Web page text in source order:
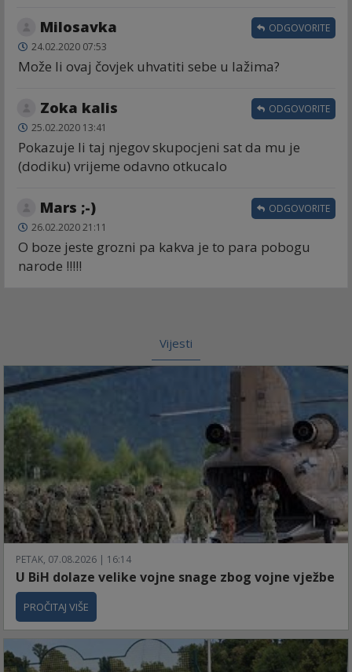
Milosavka
24.02.2020 07:53
Može li ovaj čovjek uhvatiti sebe u lažima?
ODGOVORITE
Zoka kalis
25.02.2020 13:41
Pokazuje li taj njegov skupocjeni sat da mu je
(dodiku) vrijeme odavno otkucalo
ODGOVORITE
Mars ;-)
26.02.2020 21:11
O boze jeste grozni pa kakva je to para pobogu
narode !!!!!
ODGOVORITE
Vijesti
PETAK, 07.08.2026 | 16:14
U BiH dolaze velike vojne snage zbog vojne vježbe
PROČITAJ VIŠE